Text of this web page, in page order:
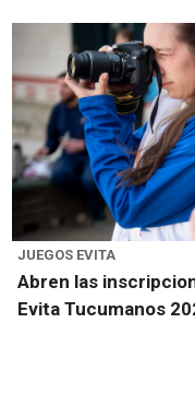
JUEGOS EVITA
Abren las
Evita Tucumanos